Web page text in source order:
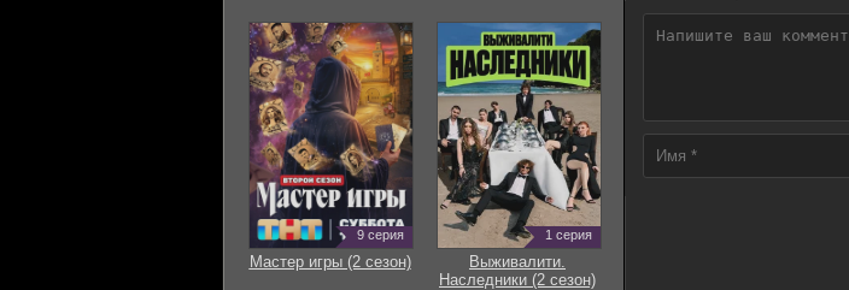
9 серия
Мастер игры (2 сезон)
1 серия
Выживалити.
Наследники (2 сезон)